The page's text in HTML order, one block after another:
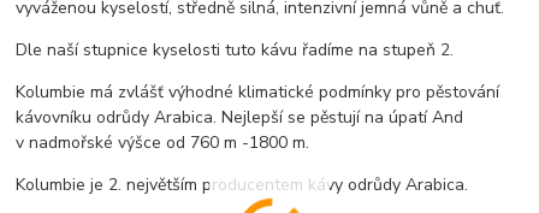
vyváženou kyselostí, středně silná, intenzivní jemná vůně a chuť.
Dle naší stupnice kyselosti tuto kávu řadíme na stupeň 2.
Kolumbie má zvlášť výhodné klimatické podmínky pro pěstování
kávovníku odrůdy Arabica. Nejlepší se pěstují na úpatí And
v nadmořské výšce od 760 m -1800 m.
Kolumbie je 2. největším producentem kávy odrůdy Arabica.